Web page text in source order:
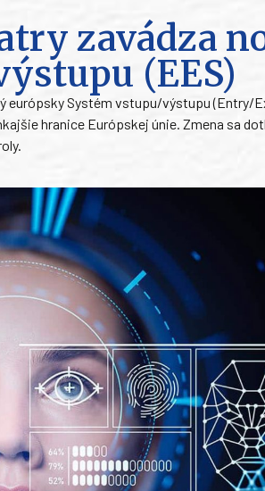
zavádza
(EES)
európsky Systém vstupu/výstupu (Entry/
hranice Európskej únie. Zmena sa